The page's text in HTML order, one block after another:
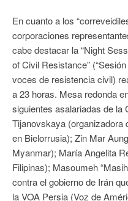
En cuanto a los
corporaciones
cabe destacar la “Night
of Civil Resistance”
voces de resistencia civil)
a 23 horas. Mesa redonda
siguientes asalariadas de la
Tijanovskaya (organizadora
en Bielorrusia); Zin Mar
Myanmar); María Angelita
Filipinas); Masoumeh
contra el gobierno de Irán
la VOA Persia (Voz de